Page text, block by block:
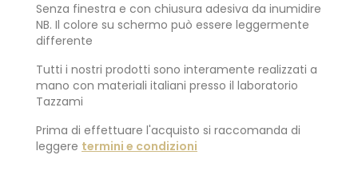
Senza finestra e con chiusura adesiva da inumidire
NB. Il colore su schermo può essere leggermente
differente
Tutti i nostri prodotti sono interamente realizzati a
mano con materiali italiani presso il laboratorio
Tazzami
Prima di effettuare l'acquisto si raccomanda di
leggere termini e condizioni